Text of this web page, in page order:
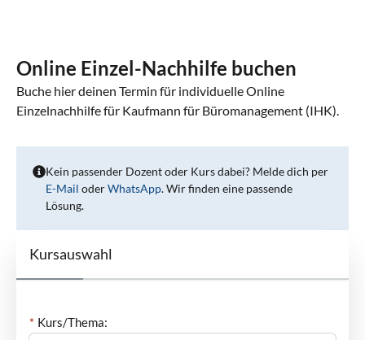
Online Einzel-Nachhilfe buchen
Buche hier deinen Termin für individuelle Online
Einzelnachhilfe für Kaufmann für Büromanagement (IHK).
Kein passender Dozent oder Kurs dabei? Melde dich per
E-Mail oderWhatsApp. Wir finden eine passende
Lösung.
Kursauswahl
Kurs/Thema: